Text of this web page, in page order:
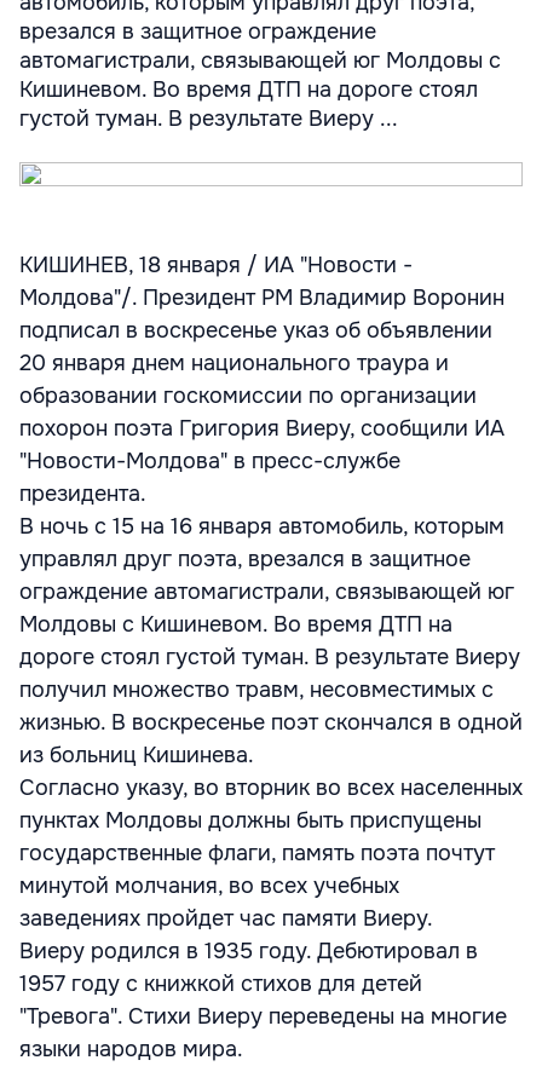
врезался в защитное ограждение
автомагистрали, связывающей юг Молдовы с
Кишиневом. Во время ДТП на дороге стоял
густой туман. В результате Виеру ...
КИШИНЕВ, 18 января / ИА "Новости -
Молдова"/. Президент РМ Владимир Воронин
подписал в воскресенье указ об объявлении
20 января днем национального траура и
образовании госкомиссии по организации
похорон поэта Григория Виеру, сообщили ИА
"Новости-Молдова" в пресс-службе
президента.
В ночь с 15 на 16 января автомобиль, которым
управлял друг поэта, врезался в защитное
ограждение автомагистрали, связывающей юг
Молдовы с Кишиневом. Во время ДТП на
дороге стоял густой туман. В результате Виеру
получил множество травм, несовместимых с
жизнью. В воскресенье поэт скончался в одной
из больниц Кишинева.
Согласно указу, во вторник во всех населенных
пунктах Молдовы должны быть приспущены
государственные флаги, память поэта почтут
минутой молчания, во всех учебных
заведениях пройдет час памяти Виеру.
Виеру родился в 1935 году. Дебютировал в
1957 году с книжкой стихов для детей
"Тревога". Стихи Виеру переведены на многие
языки народов мира.